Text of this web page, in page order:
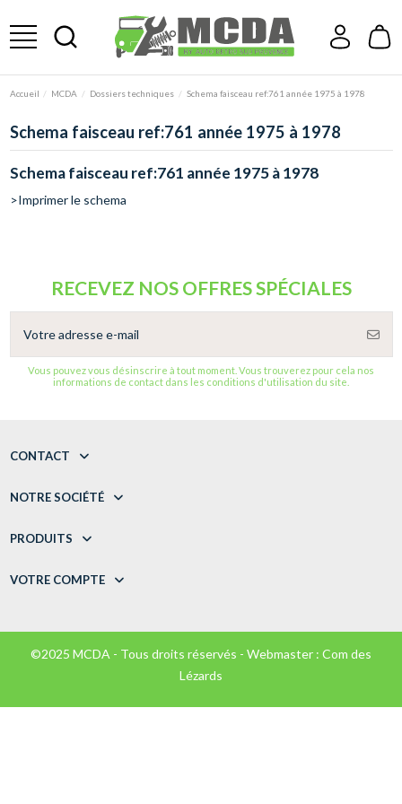
Accueil MCDA Dossiers techniques Schema faisceau ref:761 année 1975 à 1978
Schema faisceau ref:761 année 1975 à 1978
Schema faisceau ref:761 année 1975 à 1978
>Imprimer le schema
RECEVEZ NOS OFFRES SPÉCIALES
Vous pouvez vous désinscrire à tout moment. Vous trouverez pour cela nos
informations de contact dans les conditions d'utilisation du site.
CONTACT
NOTRE SOCIÉTÉ
PRODUITS
VOTRE COMPTE
©2025 MCDA - Tous droits réservés - Webmaster : Com des
Lézards